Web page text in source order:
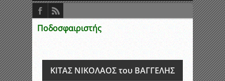
Ποδοσφαιριστής
ΚΙΤΑΣ ΝΙΚΟΛΑΟΣ του ΒΑΓΓΕΛΗΣ